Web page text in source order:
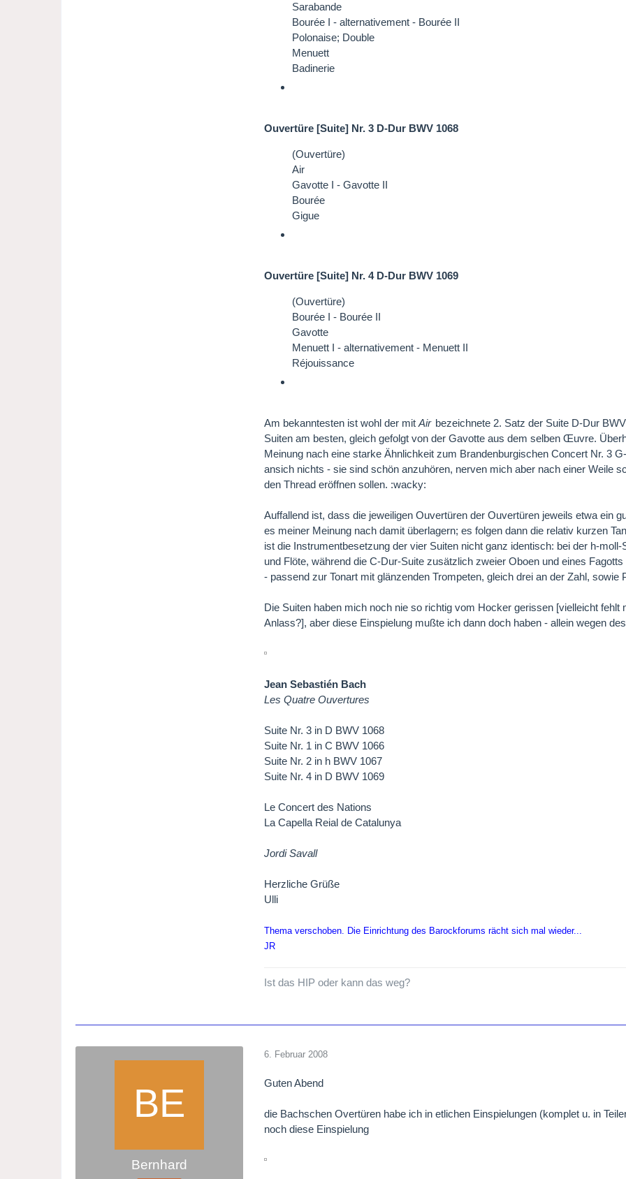
Sarabande
Bourée I - alternativement - Bourée II
Polonaise; Double
Menuett
Badinerie
Ouvertüre [Suite] Nr. 3 D-Dur BWV 1068
(Ouvertüre)
Air
Gavotte I - Gavotte II
Bourée
Gigue
Ouvertüre [Suite] Nr. 4 D-Dur BWV 1069
(Ouvertüre)
Bourée I - Bourée II
Gavotte
Menuett I - alternativement - Menuett II
Réjouissance
Am bekanntesten ist wohl der mitAir bezeichnete 2. Satz der Suite D-Dur
Suiten am besten, gleich gefolgt von der Gavotte aus dem selben Œuvre.
Meinung nach eine starke Ähnlichkeit zum Brandenburgischen Concert Nr. 3
ansich nichts - sie sind schön anzuhören, nerven mich aber nach einer Weile
den Thread eröffnen sollen. :wacky:
Auffallend ist, dass die jeweiligen Ouvertüren der Ouvertüren jeweils etwa ein
es meiner Meinung nach damit überlagern; es folgen dann die relativ kurzen
ist die Instrumentbesetzung der vier Suiten nicht ganz identisch: bei der h-
und Flöte, während die C-Dur-Suite zusätzlich zweier Oboen und eines
- passend zur Tonart mit glänzenden Trompeten, gleich drei an der Zahl, sowie
Die Suiten haben mich noch nie so richtig vom Hocker gerissen [vielleicht
Anlass?], aber diese Einspielung mußte ich dann doch haben - allein wegen
Jean Sebastién Bach
Les Quatre Ouvertures
Suite Nr. 3 in D BWV 1068
Suite Nr. 1 in C BWV 1066
Suite Nr. 2 in h BWV 1067
Suite Nr. 4 in D BWV 1069
Le Concert des Nations
La Capella Reial de Catalunya
Jordi Savall
Herzliche Grüße
Ulli
Thema verschoben. Die Einrichtung des Barockforums rächt sich mal wieder...
JR
Ist das HIP oder kann das weg?
Bernhard
6. Februar 2008
Guten Abend
die Bachschen Overtüren habe ich in etlichen Einspielungen (komplet u. in
noch diese Einspielung